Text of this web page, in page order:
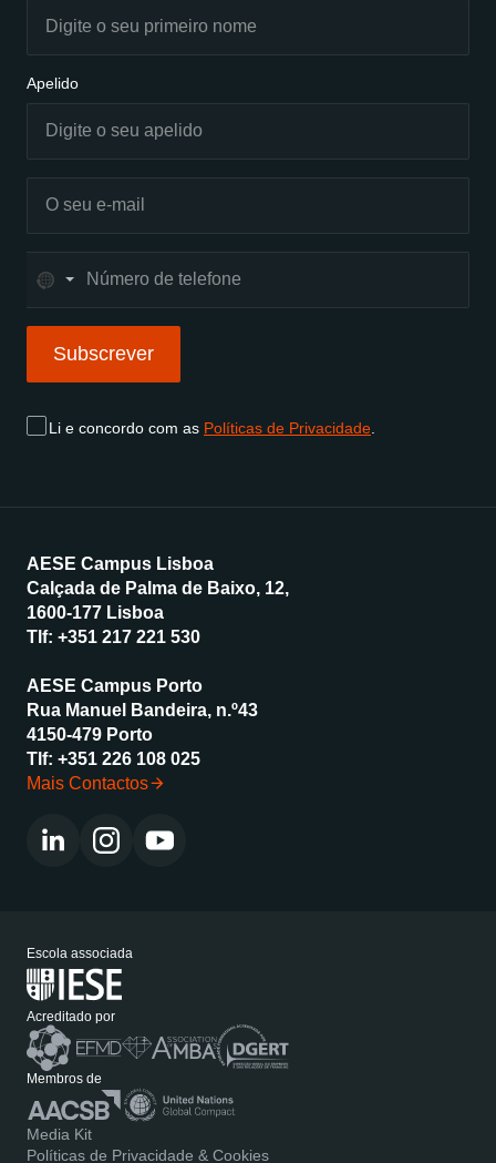
Apelido
No
country
Subscrever
Li e concordo com as Políticas de Privacidade
AESE Campus Lisboa
Calçada de Palma de Baixo, 12,
1600-177 Lisboa
Tlf: +351 217 221 530
AESE Campus Porto
Rua Manuel Bandeira, n.º43
4150-479 Porto
Tlf: +351 226 108 025
Mais Contactos
Escola associada
Acreditado por
Membros de
Media Kit
Políticas de Privacidade & Cookies